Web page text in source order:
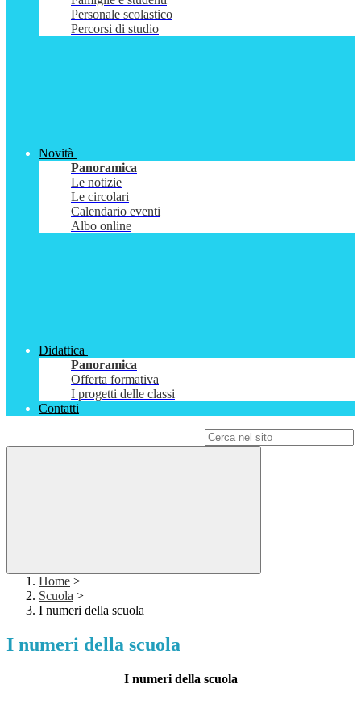
Personale scolastico
Percorsi di studio
Novità
Panoramica
Le notizie
Le circolari
Calendario eventi
Albo online
Didattica
Panoramica
Offerta formativa
I progetti delle classi
Contatti
Home >
Scuola >
I numeri della scuola
I numeri della scuola
I numeri della scuola